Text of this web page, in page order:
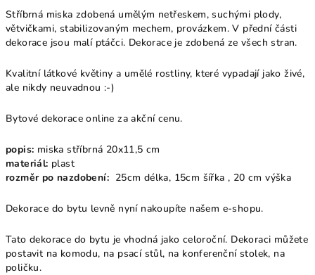
Stříbrná miska zdobená umělým netřeskem, suchými plody,
větvičkami, stabilizovaným mechem, provázkem. V přední části
dekorace jsou malí ptáčci. Dekorace je zdobená ze všech stran.
Kvalitní látkové květiny a umělé rostliny, které vypadají jako živé,
ale nikdy neuvadnou :-)
Bytové dekorace online za akční cenu.
popis: miska stříbrná 20x11,5 cm
materiál: plast
rozměr po nazdobení: 25cm délka, 15cm šířka , 20 cm výška
Dekorace do bytu levně nyní nakoupíte našem e-shopu.
Tato dekorace do bytu je vhodná jako celoroční. Dekoraci můžete
postavit na komodu, na psací stůl, na konferenční stolek, na
poličku.